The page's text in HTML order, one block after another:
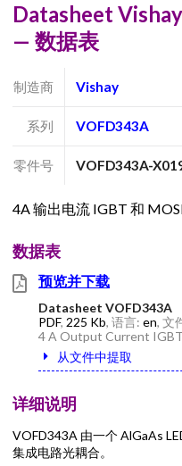
Datasheet
— 数据表
制造商 Vishay
系列 VOFD343A
零件号 VOFD343A-
4A 输出电流 IGBT 和
数据表
预览并下载
Datasheet VOFD343A
PDF, 225 Kb, 语言: en, 文
4 A Output Current
从文件中提取
详细说明
VOFD343A 由一个 AlGaAs
集成电路光耦合。